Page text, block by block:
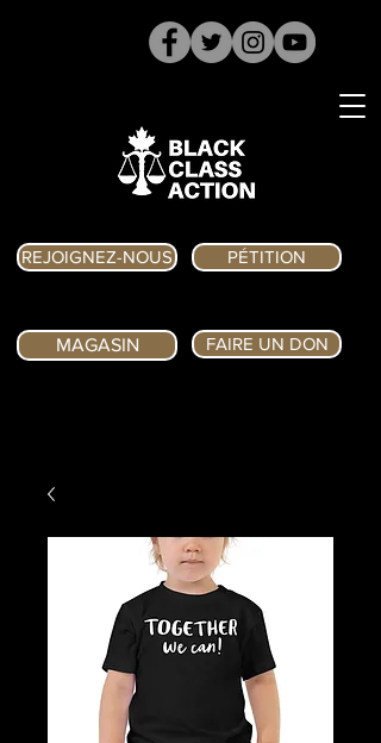
REJOIGNEZ-NOUS PÉTITION
MAGASIN FAIRE UN DON